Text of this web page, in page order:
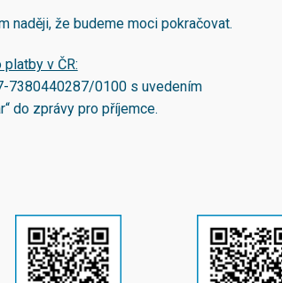
naději, že budeme moci pokračovat.
platby v ČR:
7380440287/0100s uvedením
do zprávy pro příjemce.